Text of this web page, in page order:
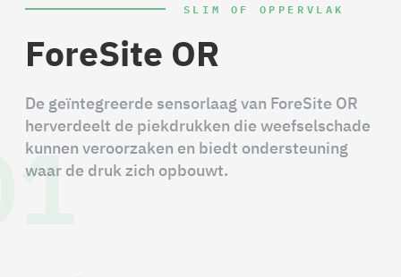
SLIM OF OPPERVLAK
ForeSite OR
De geïntegreerde sensorlaag van ForeSite OR
herverdeelt de piekdrukken die weefselschade
kunnen veroorzaken en biedt ondersteuning
waar de druk zich opbouwt.